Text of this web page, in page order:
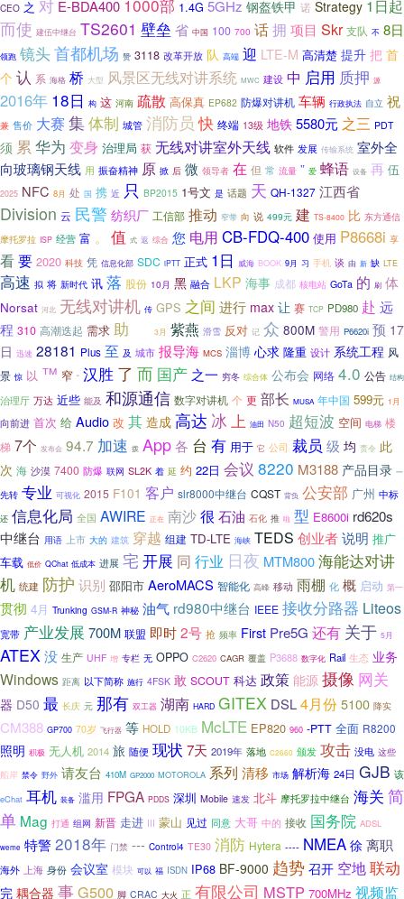
CEO 之 对 E-BDA400 1000部 1.4G 5GHz 钢盔铁甲 诺 Strategy 1日起
而使 建伍中继台 TS2601 壁垒 省 中国 100 700 话拥 项目 Skr 支队 不 8日
领跑 镜头首都机场 赞 3118 改革开放 队 高端 迎 LTE-M 高清楚 提升 把 首
个 认 系 海格 桥 大型 风景区无线对讲系统 MWC 建设 中 启用 质押 源
2016年 18日 构 这 河南 疏散 高保真 EP682 防爆对讲机 车辆 行政执法 自立 祝
兼 售价 大赛 集体制 城管 消防员 快 终端 13级 地铁 5580元 之三 PDT
须 累 华为 变身 治理局 获 无线对讲室外天线 软件 发展 传输系统 室外全
向玻璃钢天线 用 振奋精神 原 掀 后 微 领导者 在 但 常 流量 ” 爱 蜂语 设备 再 伍
2025 NFC 8月 处 国 携 近 只 BP2015 1号文 是 话题 天 QH-1327 江西省
Division 云 民警 纺织厂 工信部 推动 窄带 向 说 499元 建 TS-8400 比 东方通信
摩托罗拉 ISP 经营 富 。 值 式 返 综合 您 电用 CB-FDQ-400 使用 P8668i 享
看要 2020 科技 凭 信息化部 SDC iPTT 正式 1日 威海 BOOK 9月 习 手机 谈 由 新 缺 LTE
高速 拟 将 新时代 讯 落 股份 10月 黑 融合 LKP 海事 成都 核电站 GoTa 的 刷 体
Norsat 河北 无线对讲机 传 GPS 之间 进行 max 让 赛 TCP PD980 赴 远
程 310 高潮迭起 需求 助 3月 紫燕 滑雪 反对 记 众 800M 警用 P6620i 预 17
日 迅速 28181 Plus 至 及 城市 报导海 MCS 淄博 心求 隆重 设计 系统工程 风
景 惊 以 ™ 窄 “ 汉胜 了 而 国产 之一 穷冬 综合体 公布会 网络 4.0 公告 结构
治理厅 万达 近些 能及 和源通信 数字对讲机 个 更 部长 MUSA 年中国 599元 1月
向前进 首次 给 Audio 改 其 造成 高达 冰 上 油田 N50 超短波 空间 电梯 楼
梯 7个 发布会 94.7 加速 拨 App各 台 有 用于 它 公司 裁员 级 均 责令 此
次 海 沙漠 7400 防爆 联网 SL2K 着 延 约 22日 会议 8220 M3188 产品目录 一
先转 专业 可视化 2015 F101 客户 slr8000中继台 CQST 背负 公安部 广州 中标
还 信息化局 全国 AWIRE 正在 南沙很 石油 石化 推 啦 型 E8600i rd620s
中继台 用语 上市 大的 建筑 穿越 组建 TD-LTE 海峡 TEDS 创业者说明 推广
车载 低价 QChat 低成本 进展 宅 开展 同 行业 日夜 MTM800海能达对讲
机 统建 防护 识别 邵阳市 AeroMACS 智能化 高峰 移动 雨棚 化 概 启动 第一
贯彻 4月 Trunking GSM-R 神秘 油气 rd980中继台 IEEE 接收分路器 Liteos
宽带 产业发展 700M 联盟 即时2号 抢 频率 First Pre5G 还有 关于 5月
ATEX没 生产 UHF 增 专栏 无 OPPO C2620 CAGR 覆盖 P3688 数字化 Rail 生态 业务
Windows 距离 以下简称 施行 4FSK 敢 SCOUT 科达 政策 能源 摄像 网关
器 D50 最 长庆 元 那有 双工器 湖南 HARD GITEX DSL4月份5100 降实
CM388 GP700 70岁 飞行器 等 HOLD 10KB McLTE EP820 960 -PTT 全面 R8200
照明 积极 无人机 2014 旅 随便 现状 7天 2019年 落地 C2660 颁发 攻击 没电 这些
船岸 禁令 野外 请友台 410M GP2000 MOTOROLA 系列 清移 市场 解析海 24日 GJB 该
eChat 耳机 装备 滥用 FPGA PDDS 深圳 Mobile 速发 北斗 摩托罗拉中继台 海关 简
单 Mag 打通 组网 新晋 走进 III 蒙山 见过 同意 大哥 中的 接收 国务院 ADSL
weme 特警2018年 门禁 --- Control4 TE30 消防 Hytera ---- NMEA 徐 离职
海外 上海 身份 会议室 模块 可以 福 ISDN IP68 BF-9000 趋势 召开 空地联动
完 耦合器 事G500 脚 CRAC 大火 正 有限公司 MSTP 700MHz 视频监